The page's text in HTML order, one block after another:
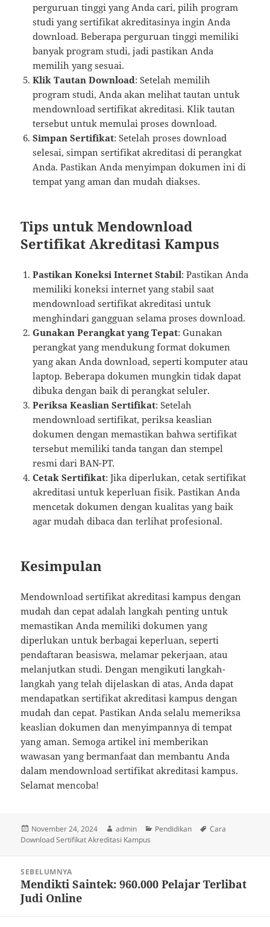
perguruan tinggi yang Anda cari, pilih program
studi yang sertifikat akreditasinya ingin Anda
download. Beberapa perguruan tinggi memiliki
banyak program studi, jadi pastikan Anda
memilih yang sesuai.
Klik Tautan Download: Setelah memilih
program studi, Anda akan melihat tautan untuk
mendownload sertifikat akreditasi. Klik tautan
tersebut untuk memulai proses download.
Simpan Sertifikat: Setelah proses download
selesai, simpan sertifikat akreditasi di perangkat
Anda. Pastikan Anda menyimpan dokumen ini di
tempat yang aman dan mudah diakses.
Tips untuk Mendownload
Sertifikat Akreditasi Kampus
Pastikan Koneksi Internet Stabil: Pastikan Anda
memiliki koneksi internet yang stabil saat
mendownload sertifikat akreditasi untuk
menghindari gangguan selama proses download.
Gunakan Perangkat yang Tepat: Gunakan
perangkat yang mendukung format dokumen
yang akan Anda download, seperti komputer atau
laptop. Beberapa dokumen mungkin tidak dapat
dibuka dengan baik di perangkat seluler.
Periksa Keaslian Sertifikat: Setelah
mendownload sertifikat, periksa keaslian
dokumen dengan memastikan bahwa sertifikat
tersebut memiliki tanda tangan dan stempel
resmi dari BAN-PT.
Cetak Sertifikat: Jika diperlukan, cetak sertifikat
akreditasi untuk keperluan fisik. Pastikan Anda
mencetak dokumen dengan kualitas yang baik
agar mudah dibaca dan terlihat profesional.
Kesimpulan
Mendownload sertifikat akreditasi kampus dengan
mudah dan cepat adalah langkah penting untuk
memastikan Anda memiliki dokumen yang
diperlukan untuk berbagai keperluan, seperti
pendaftaran beasiswa, melamar pekerjaan, atau
melanjutkan studi. Dengan mengikuti langkah-
langkah yang telah dijelaskan di atas, Anda dapat
mendapatkan sertifikat akreditasi kampus dengan
mudah dan cepat. Pastikan Anda selalu memeriksa
keaslian dokumen dan menyimpannya di tempat
yang aman. Semoga artikel ini memberikan
wawasan yang bermanfaat dan membantu Anda
dalam mendownload sertifikat akreditasi kampus.
Selamat mencoba!
Diposkan
pada
November 24, 2024 Penulis
admin Kategori
Pendidikan Tag
Cara
Download Sertifikat Akreditasi Kampus
SEBELUMNYA
Pos
sebelumnya:
Mendikti Saintek: 960.000 Pelajar Terlibat
Judi Online